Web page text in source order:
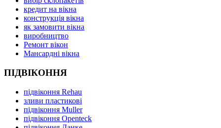
кредит на вікна
конструкція вікна
як замовити вікна
виробництво
Ремонт вікон
Мансардні вікна
ПІДВІКОННЯ
підвіконня Rehau
зливи пластикові
підвіконня Muller
підвіконня Openteck